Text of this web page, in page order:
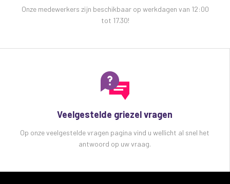
Onze medewerkers zijn beschikbaar op werkdagen van 12:00
tot 17.30!
Veelgestelde griezel vragen
Op onze veelgestelde vragen pagina vind u wellicht al snel het
antwoord op uw vraag.